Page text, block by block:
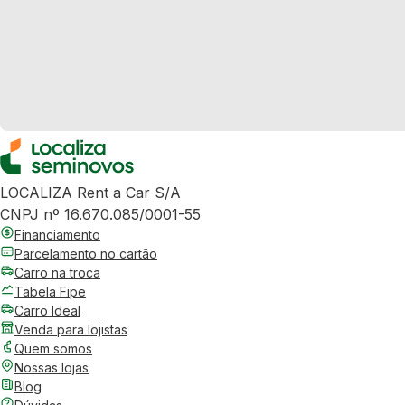
LOCALIZA Rent a Car S/A
CNPJ nº 16.670.085/0001-55
Financiamento
Parcelamento no cartão
Carro na troca
Tabela Fipe
Carro Ideal
Venda para lojistas
Quem somos
Nossas lojas
Blog